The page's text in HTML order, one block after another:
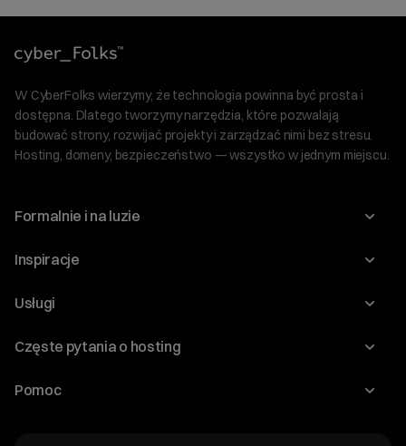
W CyberFolks wierzymy, że technologia powinna być prosta i
dostępna. Dlatego tworzymy narzędzia, które pozwalają
budować strony, rozwijać projekty i zarządzać nimi bez stresu.
Hosting, domeny, bezpieczeństwo — wszystko w jednym miejscu.
Formalnie i na luzie
O nas
Program Korzyści dla Inwestorów
Regulaminy i specyfikacje
Inspiracje
Blog
WordPress
Audyt stron
Usługi
Domeny
Częste pytania o hosting
Jak przenieść stronę?
Pomoc